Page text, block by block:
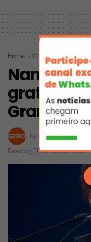
Home Cidades Iguaba
Nando
gratuito
Grande
by Redação
Reading Time: 1 mins read